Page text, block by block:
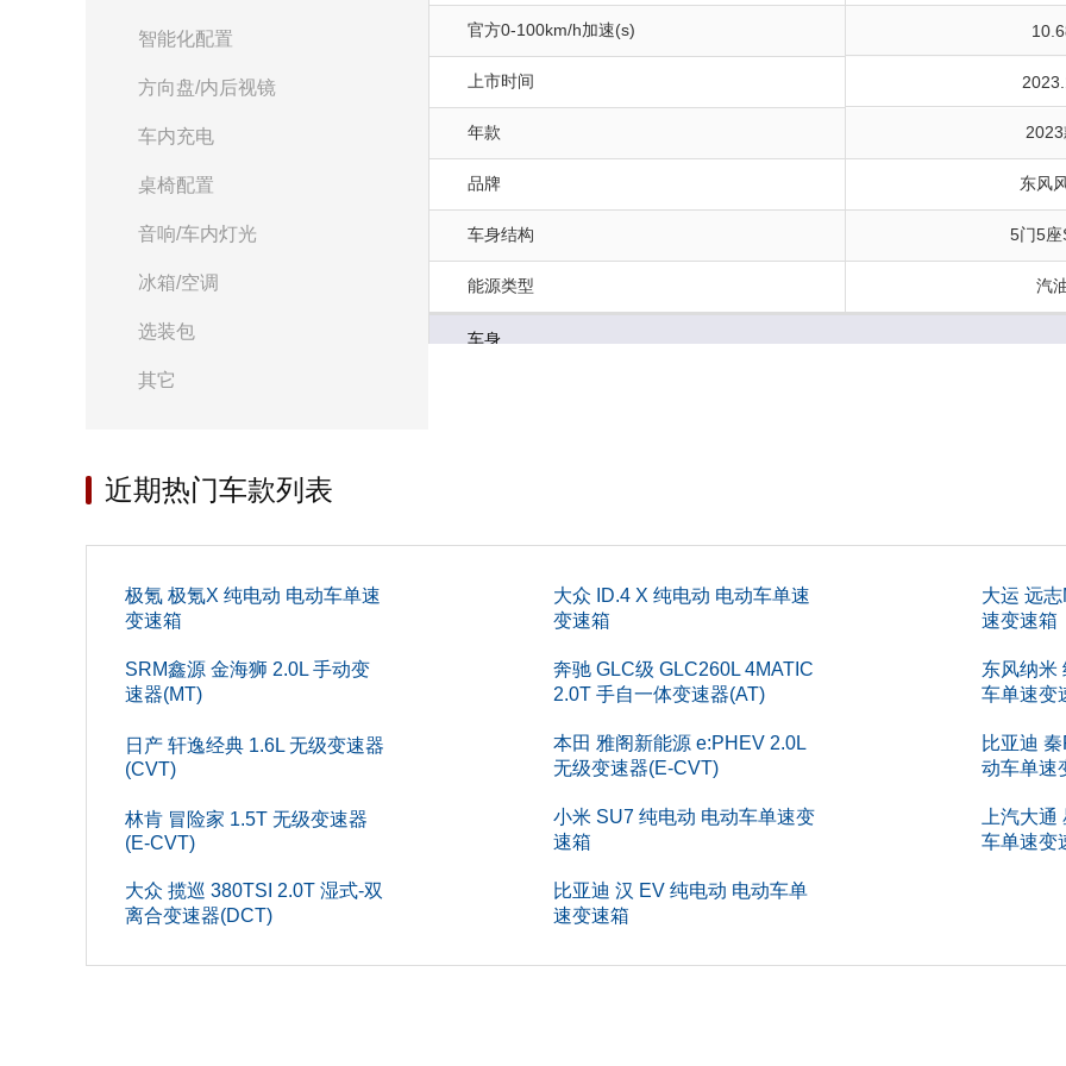
智能化配置
方向盘/内后视镜
车内充电
桌椅配置
音响/车内灯光
冰箱/空调
选装包
其它
官方0-100km/h加速(s)
上市时间
年款 2023
品牌 东风
车身结构 5门5座
能源类型 汽
车身
高度(mm)
前轮距(mm)
5
5
近期热门车款列表
极氪 极氪X 纯电动 电动车单速
变速箱
大众 ID.4 X 纯电动 电动车单速
变速箱
大运 远
速变速箱
SRM鑫源 金海狮 2.0L 手动变
速器(MT)
奔驰 GLC级 GLC260L 4MATIC
2.0T 手自一体变速器(AT)
东风纳米
车单速变
日产 轩逸经典 1.6L 无级变速器
(CVT)
本田 雅阁新能源 e:PHEV 2.0L
无级变速器(E-CVT)
比亚迪
动车单速
林肯 冒险家 1.5T 无级变速器
(E-CVT)
小米 SU7 纯电动 电动车单速变
速箱
上汽大
车单速变
大众 揽巡 380TSI 2.0T 湿式-双
离合变速器(DCT)
比亚迪 汉 EV 纯电动 电动车单
速变速箱